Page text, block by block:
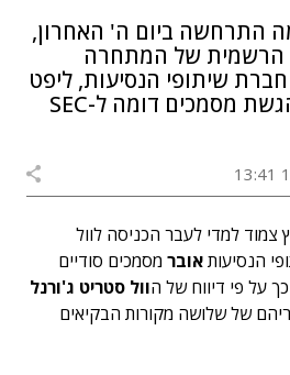
התרחשה ביום ה' האחרון,
הרשמית של המתחרה
שיתופי הנסיעות, ליפט
- כי גם היא ביצעה הגשת מסמכים דומה ל-SEC
למדי לעבר הכניסה לוול
הנסיעותאובר מסמכים סודיים
על פי דיווח של הוול סטריט ג'ורנל
של שלושה מקורות הבקיאים